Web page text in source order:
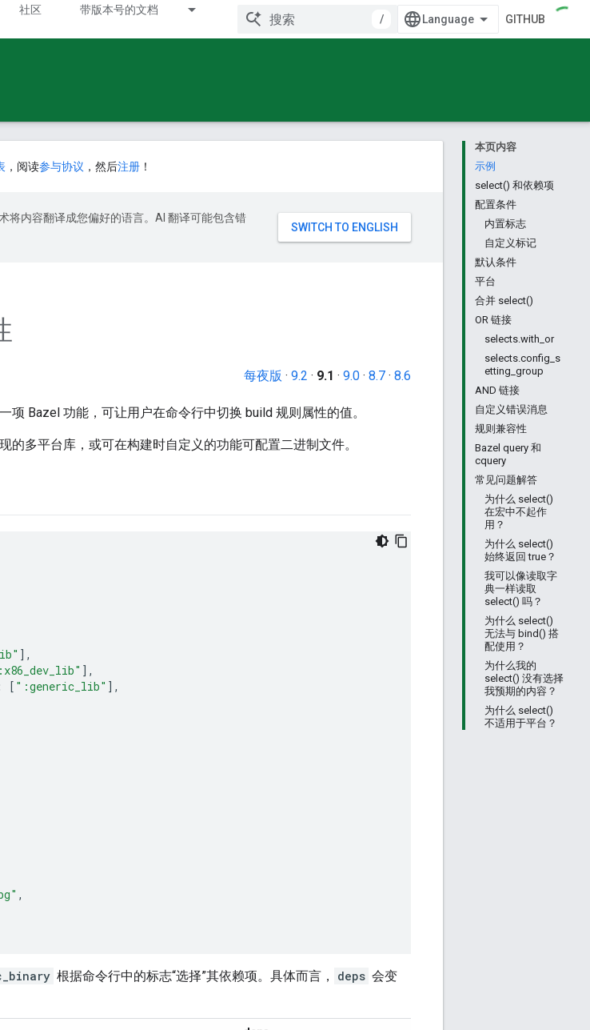
社区 带版本号的文档
/ GITHUB
本页内容
示例
select() 和依赖项
配置条件
内置标志
自定义标记
默认条件
平台
合并 select()
OR 链接
selects.with_or
selects.config_s
etting_group
AND 链接
自定义错误消息
规则兼容性
Bazel query 和
cquery
常见问题解答
为什么 select()
在宏中不起作
用？
为什么 select()
始终返回 true？
我可以像读取字
典一样读取
select() 吗？
为什么 select()
无法与 bind() 搭
配使用？
为什么我的
select() 没有选择
我预期的内容？
为什么 select()
不适用于平台？
，阅读参与协议 ，然后注册 ！
将内容翻译成您偏好的语言。AI 翻译可能包含错
每夜版 · 9.2 · 9.1 · 9.0 · 8.7 · 8.6
项 Bazel 功能，可让用户在命令行中切换 build 规则属性的值。
的多平台库，或可在构建时自定义的功能可配置二进制文件。
],
],
[ ":generic_lib" ],
,
根据命令行中的标志“选择”其依赖项。具体而言， deps 会变